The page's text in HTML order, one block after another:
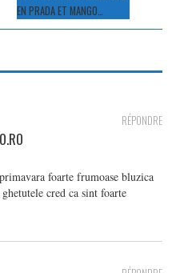
EN PRADA ET MANGO…
RÉPONDRE
foarte frumoase bluzica
cred ca sint foarte